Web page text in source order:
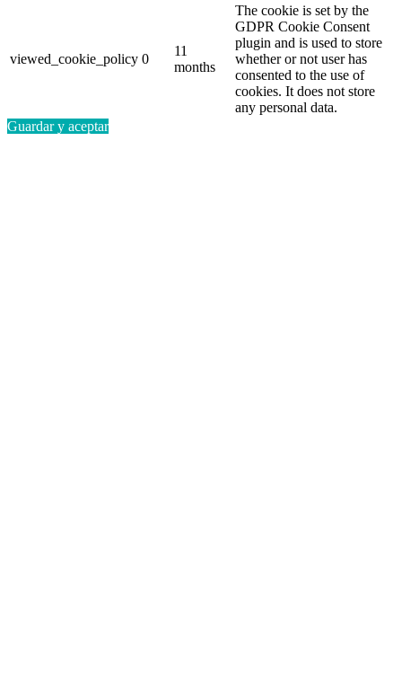
viewed_cookie_policy 0
11
months
The cookie is set by the
GDPR Cookie Consent
plugin and is used to store
whether or not user has
consented to the use of
cookies. It does not store
any personal data.
Guardar y aceptar